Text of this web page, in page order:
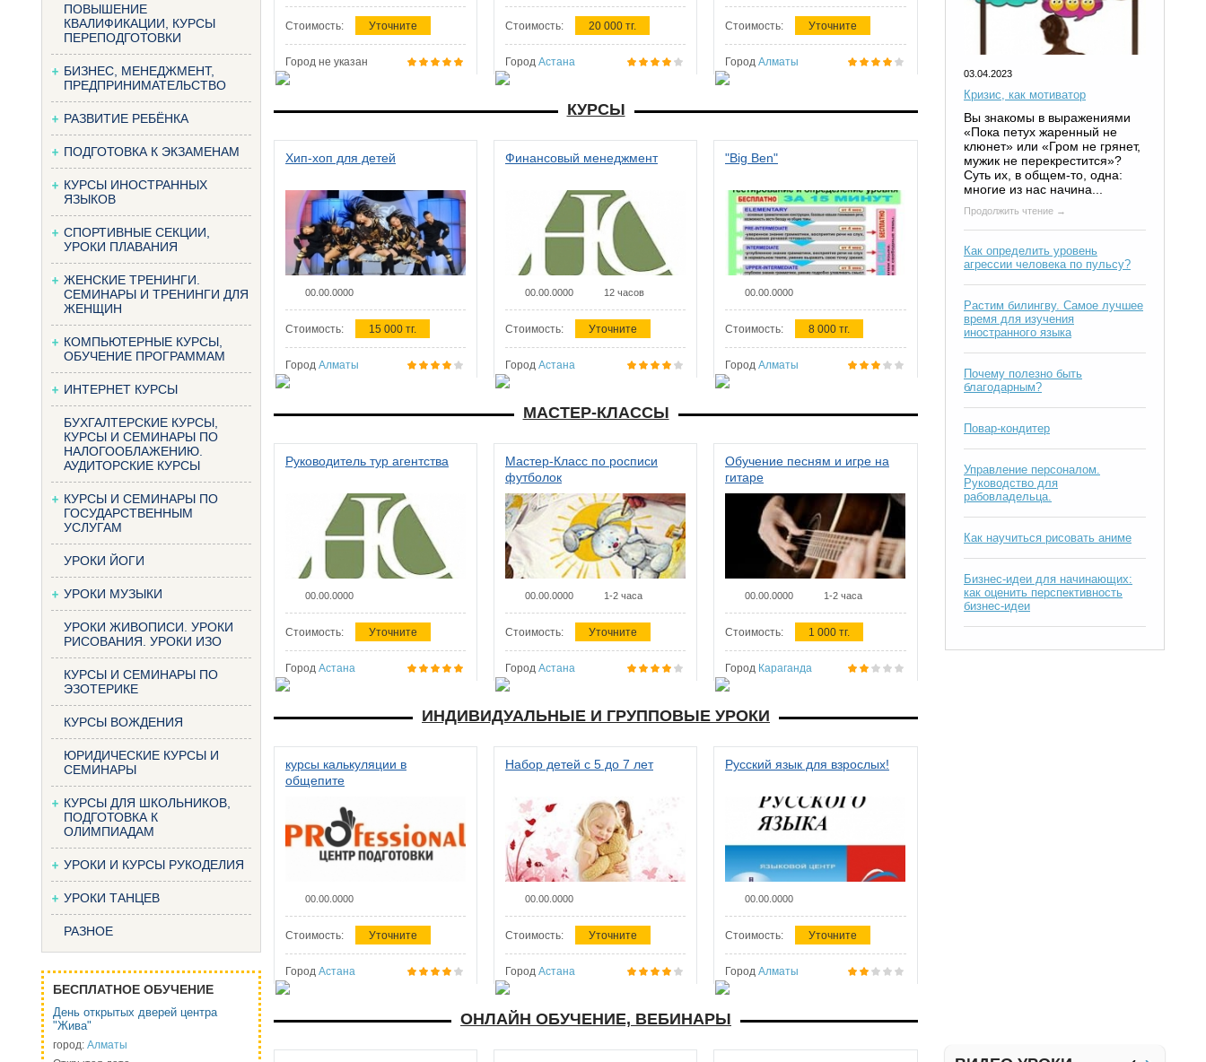
ПОВЫШЕНИЕ
КВАЛИФИКАЦИИ, КУРСЫ
ПЕРЕПОДГОТОВКИ
БИЗНЕС, МЕНЕДЖМЕНТ,
ПРЕДПРИНИМАТЕЛЬСТВО
РАЗВИТИЕ РЕБЁНКА
ПОДГОТОВКА К ЭКЗАМЕНАМ
КУРСЫ ИНОСТРАННЫХ
ЯЗЫКОВ
СПОРТИВНЫЕ СЕКЦИИ,
УРОКИ ПЛАВАНИЯ
ЖЕНСКИЕ ТРЕНИНГИ.
СЕМИНАРЫ И ТРЕНИНГИ ДЛЯ
ЖЕНЩИН
КОМПЬЮТЕРНЫЕ КУРСЫ,
ОБУЧЕНИЕ ПРОГРАММАМ
ИНТЕРНЕТ КУРСЫ
БУХГАЛТЕРСКИЕ КУРСЫ,
КУРСЫ И СЕМИНАРЫ ПО
НАЛОГООБЛАЖЕНИЮ.
АУДИТОРСКИЕ КУРСЫ
КУРСЫ И СЕМИНАРЫ ПО
ГОСУДАРСТВЕННЫМ
УСЛУГАМ
УРОКИ ЙОГИ
УРОКИ МУЗЫКИ
УРОКИ ЖИВОПИСИ. УРОКИ
РИСОВАНИЯ. УРОКИ ИЗО
КУРСЫ И СЕМИНАРЫ ПО
ЭЗОТЕРИКЕ
КУРСЫ ВОЖДЕНИЯ
ЮРИДИЧЕСКИЕ КУРСЫ И
СЕМИНАРЫ
КУРСЫ ДЛЯ ШКОЛЬНИКОВ,
ПОДГОТОВКА К
ОЛИМПИАДАМ
УРОКИ И КУРСЫ РУКОДЕЛИЯ
УРОКИ ТАНЦЕВ
РАЗНОЕ
БЕСПЛАТНОЕ ОБУЧЕНИЕ
День открытых дверей центра
"Жива"
город: Алматы
Стоимость: Уточните
Город не указан
Стоимость: 20 000 тг.
Город Астана
Стоимость: Уточните
Город Алматы
КУРСЫ
Хип-хоп для детей
00.00.0000
Стоимость: 15 000 тг.
Город Алматы
Финансовый менеджмент
00.00.0000 12 часов
Стоимость: Уточните
Город Астана
"Big Ben"
00.00.0000
Стоимость: 8 000 тг.
Город Алматы
МАСТЕР-КЛАССЫ
Руководитель тур агентства
00.00.0000
Стоимость: Уточните
Город Астана
Мастер-Класс по росписи
футболок
00.00.0000 1-2 часа
Стоимость: Уточните
Город Астана
Обучение песням и игре на
гитаре
00.00.0000 1-2 часа
Стоимость: 1 000 тг.
Город Караганда
ИНДИВИДУАЛЬНЫЕ И ГРУППОВЫЕ УРОКИ
курсы калькуляции в
общепите
00.00.0000
Стоимость: Уточните
Город Астана
Набор детей с 5 до 7 лет
00.00.0000
Стоимость: Уточните
Город Астана
Русский язык для взрослых!
00.00.0000
Стоимость: Уточните
Город Алматы
ОНЛАЙН ОБУЧЕНИЕ, ВЕБИНАРЫ
03.04.2023
Кризис, как мотиватор
Вы знакомы в выражениями
«Пока петух жаренный не
клюнет» или «Гром не грянет,
мужик не перекрестится»?
Суть их, в общем-то, одна:
многие из нас начина...
Продолжить чтение →
Как определить уровень
агрессии человека по пульсу?
Растим билингву. Самое лучшее
время для изучения
иностранного языка
Почему полезно быть
благодарным?
Повар-кондитер
Управление персоналом.
Руководство для
рабовладельца.
Как научиться рисовать аниме
Бизнес-идеи для начинающих:
как оценить перспективность
бизнес-идеи